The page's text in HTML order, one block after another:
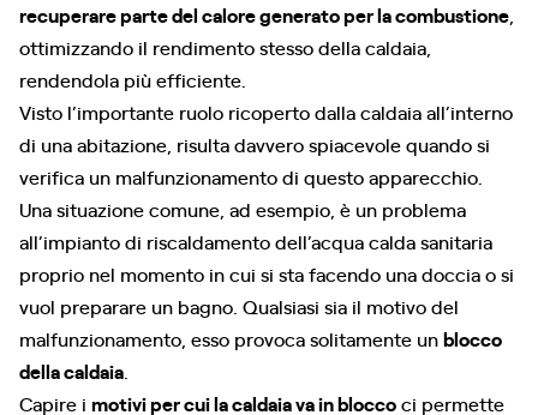
recuperare parte del calore generato per la combustione
ottimizzando il rendimento stesso della caldaia,
rendendola più efficiente.
Visto l’importante ruolo ricoperto dalla caldaia all’interno
di una abitazione, risulta davvero spiacevole quando si
verifica un malfunzionamento di questo apparecchio.
Una situazione comune, ad esempio, è un problema
all’impianto di riscaldamento dell’acqua calda sanitaria
proprio nel momento in cui si sta facendo una doccia o si
vuol preparare un bagno. Qualsiasi sia il motivo del
malfunzionamento, esso provoca solitamente unblocco
della caldaia
Capire i motivi per cui la caldaia va in bloccoci permette